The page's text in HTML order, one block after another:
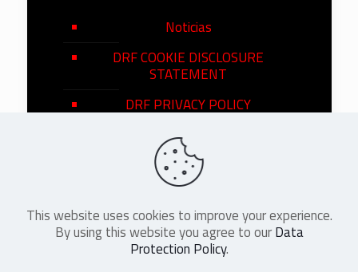
Noticias
DRF COOKIE DISCLOSURE
STATEMENT
DRF PRIVACY POLICY
©2026DRF en Español. All Rights
Reserved
This website uses cookies to improve your experience.
By using this website you agree to ourData
Protection Policy.